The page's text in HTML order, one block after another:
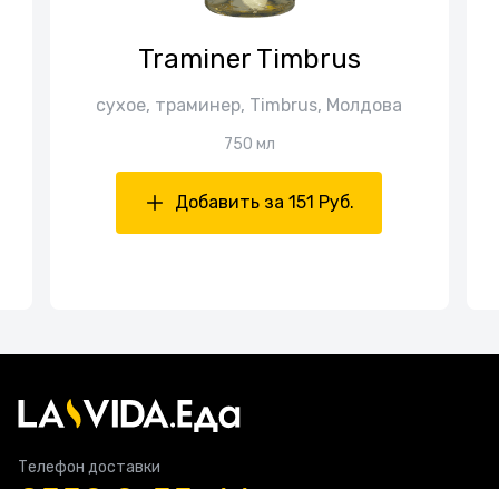
Traminer Timbrus
сухое, траминер, Timbrus, Молдова
750 мл
Добавить за 151 Руб.
Телефон доставки